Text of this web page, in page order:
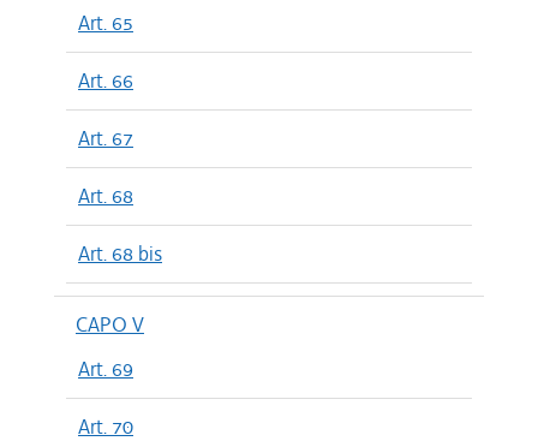
Art. 65
Art. 66
Art. 67
Art. 68
Art. 68 bis
CAPO V
Art. 69
Art. 70